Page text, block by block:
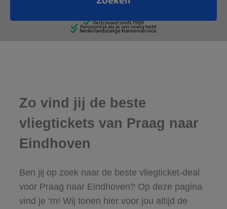
Zo vind jij de beste
vliegtickets van Praag naar
Eindhoven
Ben jij op zoek naar de beste vliegticket-deal
voor Praag naar Eindhoven? Op deze pagina
vind je ‘m! Wij tonen hier voor jou altijd de